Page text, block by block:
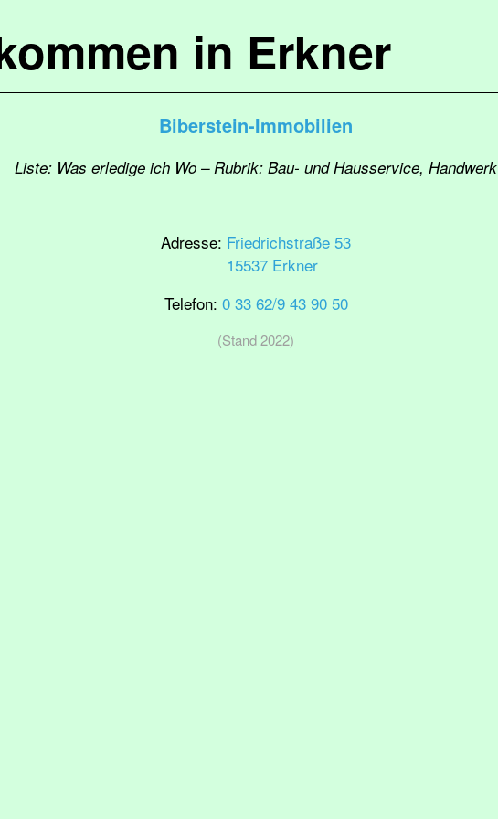
in Erkner
Biberstein-Immobilien
Liste: Was erledige ich Wo – Rubrik: Bau- und Hausservice, Handwerk
Adresse: Friedrichstraße 53
15537 Erkner
Telefon: 0 33 62/9 43 90 50
(Stand 2022)